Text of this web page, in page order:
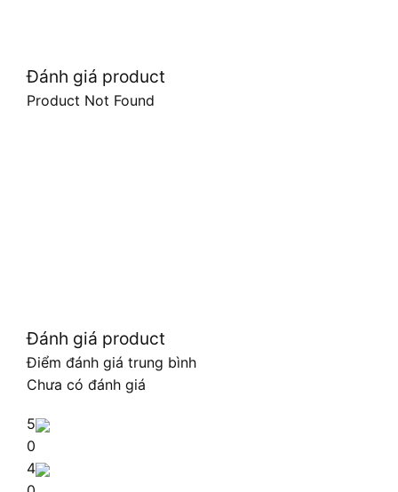
Đánh giá product
Product Not Found
Đánh giá product
Điểm đánh giá trung bình
Chưa có đánh giá
5
0
4